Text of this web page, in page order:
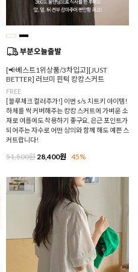
[📢베스트1위상품/3차입고][JUST
BETTER] 러브미 핀턱 캉캉스커트
FREE
[블루체크 컬러추가!] 이번 s/s 치트키 아이템!
하체를 싹 커버해주는 캉캉 스커트에 가벼운 소
재로 여름에도 착용하기 좋구요, 은근 포인트가
되어주는 자수로 어떤 상의와 함께 해도 예쁜 스
커트랍니다!
51,500원 28,400원 45%